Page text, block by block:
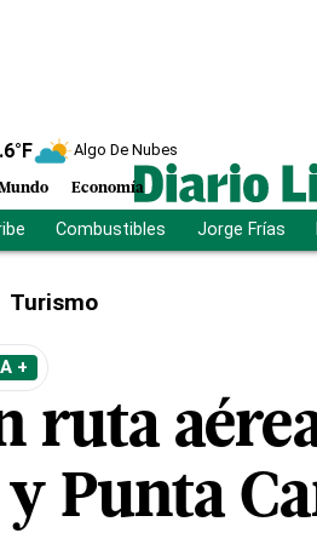
°F Algo De Nubes
Economía
Combustibles Jorge Frías
Turismo
+
ruta
Punta